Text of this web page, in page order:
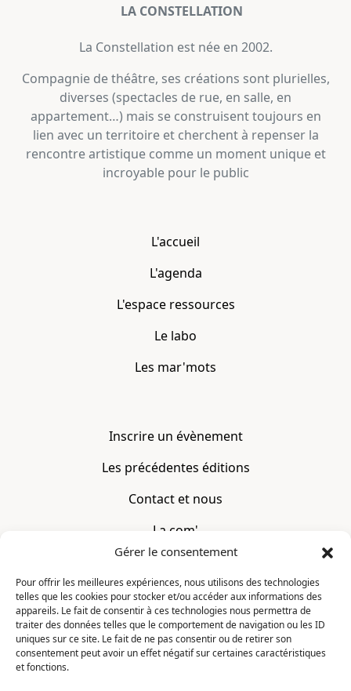
Gérer le consentement
Pour offrir les meilleures expériences, nous utilisons des technologies
telles que les cookies pour stocker et/ou accéder aux informations des
appareils. Le fait de consentir à ces technologies nous permettra de
traiter des données telles que le comportement de navigation ou les ID
uniques sur ce site. Le fait de ne pas consentir ou de retirer son
consentement peut avoir un effet négatif sur certaines caractéristiques
et fonctions.
LA CONSTELLATION
La Constellation est née en 2002.
Compagnie de théâtre, ses créations sont plurielles,
diverses (spectacles de rue, en salle, en
appartement…) mais se construisent toujours en
lien avec un territoire et cherchent à repenser la
rencontre artistique comme un moment unique et
incroyable pour le public
L'accueil
L'agenda
L'espace ressources
Le labo
Les mar'mots
Inscrire un évènement
Les précédentes éditions
Contact et nous
La com'
Mentions légales
CONTACT
La Constellation
7 chemin du Clotay